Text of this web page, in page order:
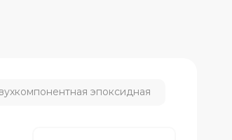
эпоксидная